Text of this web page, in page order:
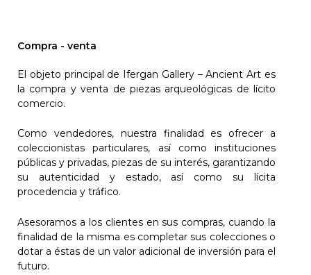
Compra - venta
El objeto principal de Ifergan Gallery – Ancient Art es
la compra y venta de piezas arqueológicas de lícito
comercio.
Como vendedores, nuestra finalidad es ofrecer a
coleccionistas particulares, así como instituciones
públicas y privadas, piezas de su interés, garantizando
su autenticidad y estado, así como su lícita
procedencia y tráfico.
Asesoramos a los clientes en sus compras, cuando la
finalidad de la misma es completar sus colecciones o
dotar a éstas de un valor adicional de inversión para el
futuro.